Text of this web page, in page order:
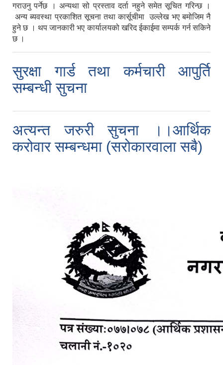
गराउनु पर्नेछ । अन्यथा सो प्रस्ताव दर्ता नहुने समेत सूचित गरिन्छ ।
अन्य ब्यवस्था प्रकाशित सूचना तथा कार्सूचीमा उल्लेख भए बमोजिम नै
हुने छ । थप जानकारी भए कार्यालयको खरिद ईकाईमा सम्पर्क गर्न सकिने
छ ।
सुरक्षा गार्ड तथा कर्मचारी आपुर्ति
सम्बन्धी सुचना
अत्यन्त जरुरी सुचना ।।आर्थिक
करोवार सम्बन्धमा (सरोकारवाला सबै)